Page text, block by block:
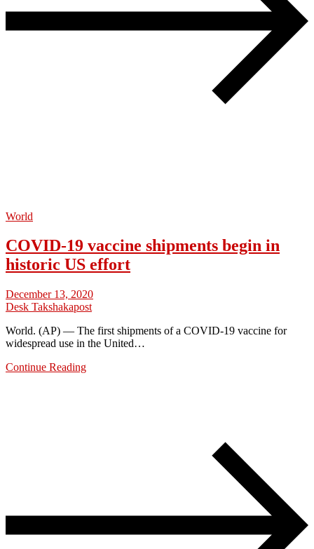
World
COVID-19 vaccine shipments begin in
historic US effort
December 13, 2020
Desk Takshakapost
World. (AP) — The first shipments of a COVID-19 vaccine for
widespread use in the United…
Continue Reading